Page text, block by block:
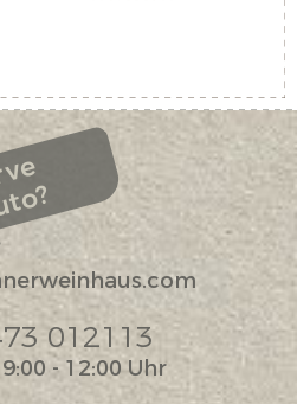
012113
- 12:00 Uhr